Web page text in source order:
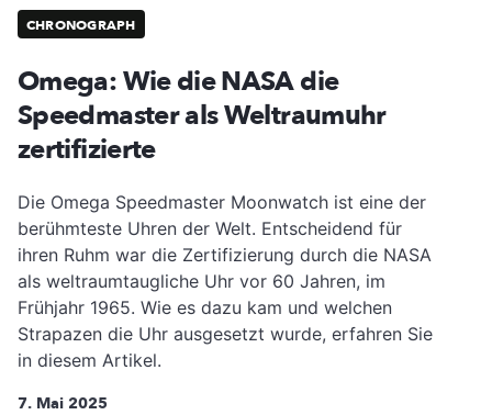
CHRONOGRAPH
Omega: Wie die NASA die
Speedmaster als Weltraumuhr
zertifizierte
Die Omega Speedmaster Moonwatch ist eine der
berühmteste Uhren der Welt. Entscheidend für
ihren Ruhm war die Zertifizierung durch die NASA
als weltraumtaugliche Uhr vor 60 Jahren, im
Frühjahr 1965. Wie es dazu kam und welchen
Strapazen die Uhr ausgesetzt wurde, erfahren Sie
in diesem Artikel.
7. Mai 2025